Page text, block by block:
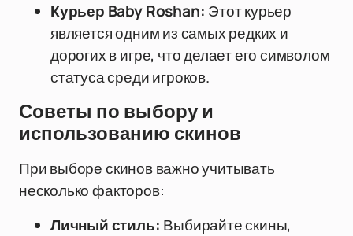
Курьер Baby Roshan: Этот курьер
является одним из самых редких и
дорогих в игре, что делает его символом
статуса среди игроков.
Советы по выбору и
использованию скинов
При выборе скинов важно учитывать
несколько факторов:
Личный стиль: Выбирайте скины,